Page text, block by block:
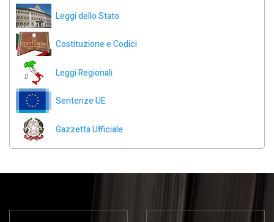
Leggi dello Stato
Costituzione e Codici
Leggi Regionali
Sentenze UE
Gazzetta Ufficiale